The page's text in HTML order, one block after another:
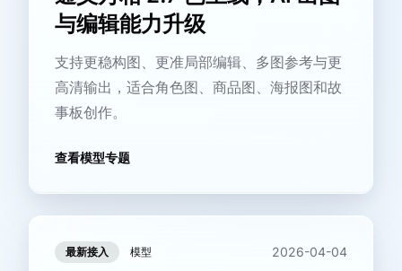
与编辑能力升级
支持更稳构图、更准局部编辑、多图参考与更
高清输出，适合角色图、商品图、海报图和故
事板创作。
查看模型专题
最新接入 模型 2026-04-04